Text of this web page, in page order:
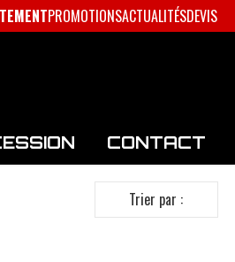
PROMOTIONSACTUALITÉSDEVIS
CONTACT
Trier par :